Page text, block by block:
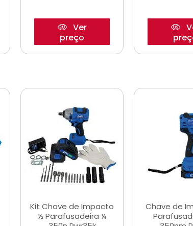
Ver
preço
Kit Chave de Impacto
½ Parafusadeira ¼
Chave de